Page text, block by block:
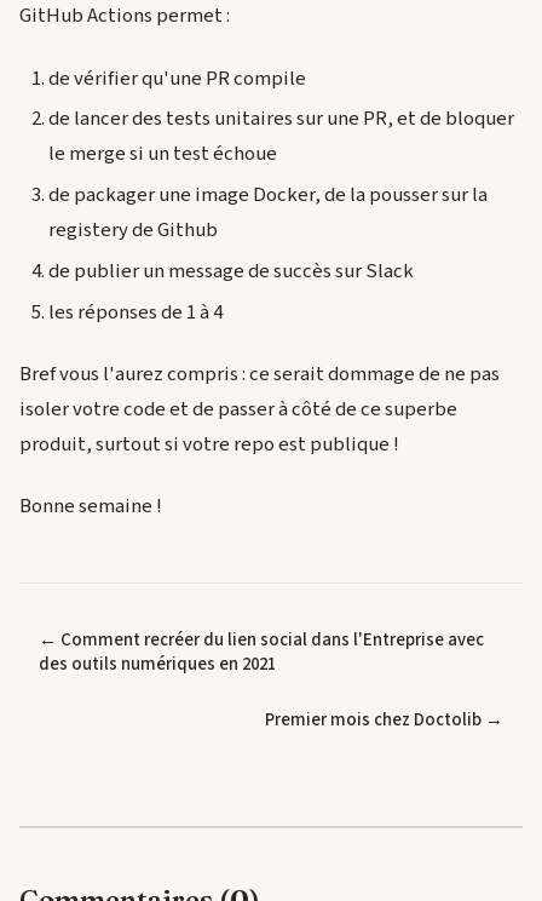
GitHub Actions permet :
de vérifier qu'une PR compile
de lancer des tests unitaires sur une PR, et de bloquer
le merge si un test échoue
de packager une image Docker, de la pousser sur la
registery de Github
de publier un message de succès sur Slack
les réponses de 1 à 4
Bref vous l'aurez compris : ce serait dommage de ne pas
isoler votre code et de passer à côté de ce superbe
produit, surtout si votre repo est publique !
Bonne semaine !
← Comment recréer du lien social dans l'Entreprise avec
des outils numériques en 2021
Premier mois chez Doctolib →